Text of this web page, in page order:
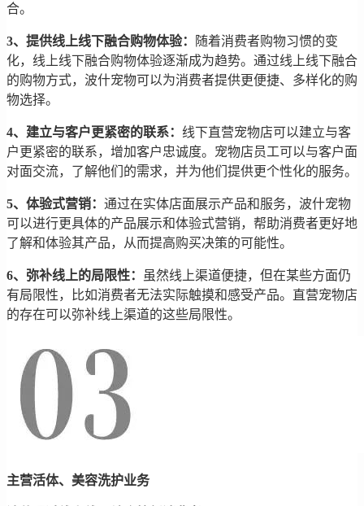
合。
3、提供线上线下融合购物体验：
随着消费者购物习惯的变
化，线上线下融合购物体验逐渐成为趋势。通过线上线下融合
的购物方式，波什宠物可以为消费者提供更便捷、多样化的购
物选择。
4、建立与客户更紧密的联系： 线下直营宠物店可以建立与客
户更紧密的联系，增加客户忠诚度。宠物店员工可以与客户面
对面交流，了解他们的需求，并为他们提供更个性化的服务。
5、体验式营销： 通过在实体店面展示产品和服务，波什宠物
可以进行更具体的产品展示和体验式营销，帮助消费者更好地
了解和体验其产品，从而提高购买决策的可能性。
6、弥补线上的局限性：
虽然线上渠道便捷，但在某些方面仍
有局限性，比如消费者无法实际触摸和感受产品。直营宠物店
的存在可以弥补线上渠道的这些局限性。
主营活体、美容洗护业务